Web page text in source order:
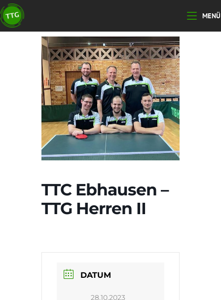
Zum
Inhalt
springen
MENÜ
TTC Ebhausen –
TTG Herren II
DATUM
28.10.2023